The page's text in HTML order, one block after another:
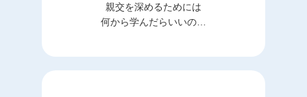
親交を深めるためには
何から学んだらいいの…